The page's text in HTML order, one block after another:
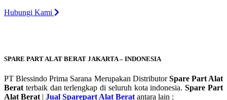
Hubungi Kami
SPARE PART ALAT BERAT JAKARTA – INDONESIA
PT Blessindo Prima Sarana Merupakan DistributorSpare Part Alat
Berat terbaik dan terlengkap di seluruh kota indonesia.Spare Part
Alat Berat | Jual Sparepart Alat Berat antara lain :